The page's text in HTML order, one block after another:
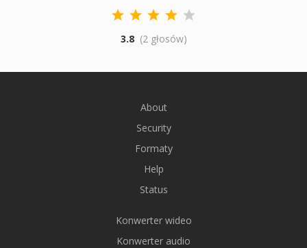
3.8 (2 głosów)
About
Security
Formaty
Help
Status
Konwerter wideo
Konwerter audio